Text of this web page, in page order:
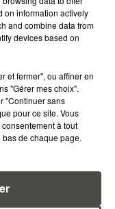
l'équipe RCA
COUTAND
on information actively
and combine data from
devices based on
et fermer", ou affiner en
"Gérer mes choix".
"Continuer sans
pour ce site. Vous
à tout
de chaque page.